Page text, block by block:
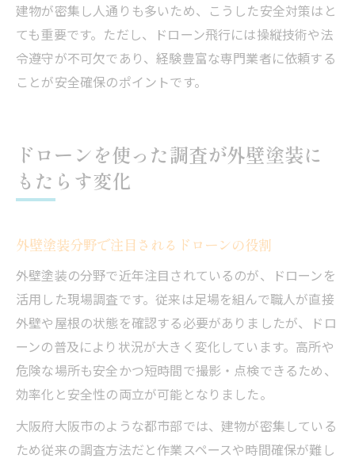
建物が密集し人通りも多いため、こうした安全対策はと
ても重要です。ただし、ドローン飛行には操縦技術や法
令遵守が不可欠であり、経験豊富な専門業者に依頼する
ことが安全確保のポイントです。
ドローンを使った調査が外壁塗装に
もたらす変化
外壁塗装分野で注目されるドローンの役割
外壁塗装の分野で近年注目されているのが、ドローンを
活用した現場調査です。従来は足場を組んで職人が直接
外壁や屋根の状態を確認する必要がありましたが、ドロ
ーンの普及により状況が大きく変化しています。高所や
危険な場所も安全かつ短時間で撮影・点検できるため、
効率化と安全性の両立が可能となりました。
大阪府大阪市のような都市部では、建物が密集している
ため従来の調査方法だと作業スペースや時間確保が難し